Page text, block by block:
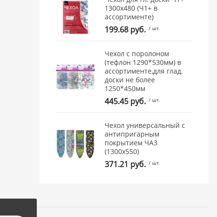
1300х480 (Ч1+ в
ассортименте)
199.68 руб. / шт.
Чехол с поролоном
(тефлон 1290*530мм) в
ассортименте,для глад.
доски не более
1250*450мм
445.45 руб. / шт.
Чехол универсальный с
антипригарным
покрытием ЧА3
(1300х550)
371.21 руб. / шт.